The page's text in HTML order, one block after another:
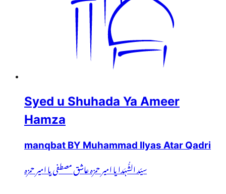
Syed u Shuhada Ya Ameer
Hamza
manqbat BY Muhammad Ilyas Atar Qadri
سیّد الشُّہَدا یا امیر حمزہ عاشق مصطفی یا امیر حمزہ